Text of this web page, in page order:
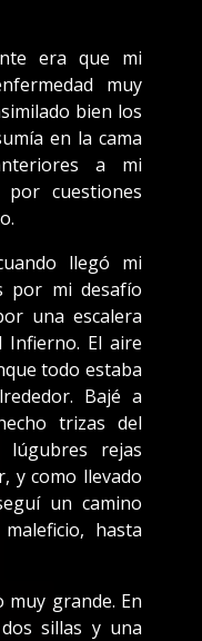
era que mi
muy
bien los
en la cama
a mi
cuestiones
llegó mi
por mi desafío
una escalera
Infierno. El aire
todo estaba
Bajé a
trizas del
rejas
y como llevado
un camino
hasta
muy grande. En
sillas y una